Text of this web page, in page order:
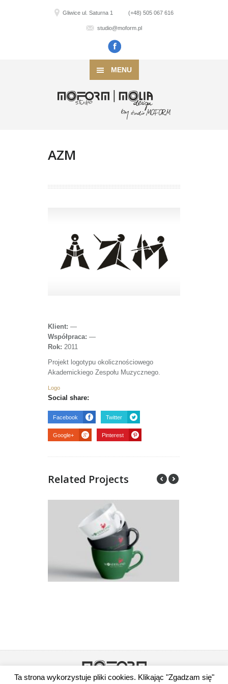
Gliwice ul. Saturna 1 (+48) 505 067 616
studio@moform.pl
MENU
AZM
Klient: —
Współpraca: —
Rok: 2011
Projekt logotypu okolicznościowego
Akademickiego Zespołu Muzycznego.
Logo
Social share:
Facebook Twitter
Google+ Pinterest
Related Projects
Ta strona wykorzystuje pliki cookies. Klikając "Zgadzam się"